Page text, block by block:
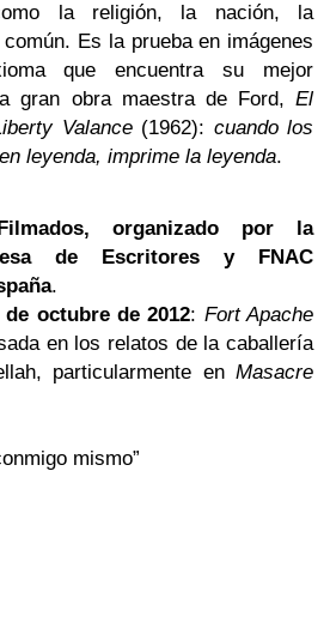
la religión, la nación, la
Es la prueba en imágenes
que encuentra su mejor
gran obra maestra de Ford, El
Valance(1962): cuando los
leyenda, imprime la leyenda.
organizado por la
de Escritores y FNAC
.
de octubre de 2012: Fort Apache
en los relatos de la caballería
particularmente en Masacre
mismo”